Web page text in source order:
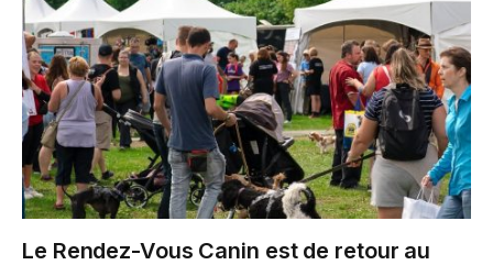
Le Rendez-Vous Canin est de retour au